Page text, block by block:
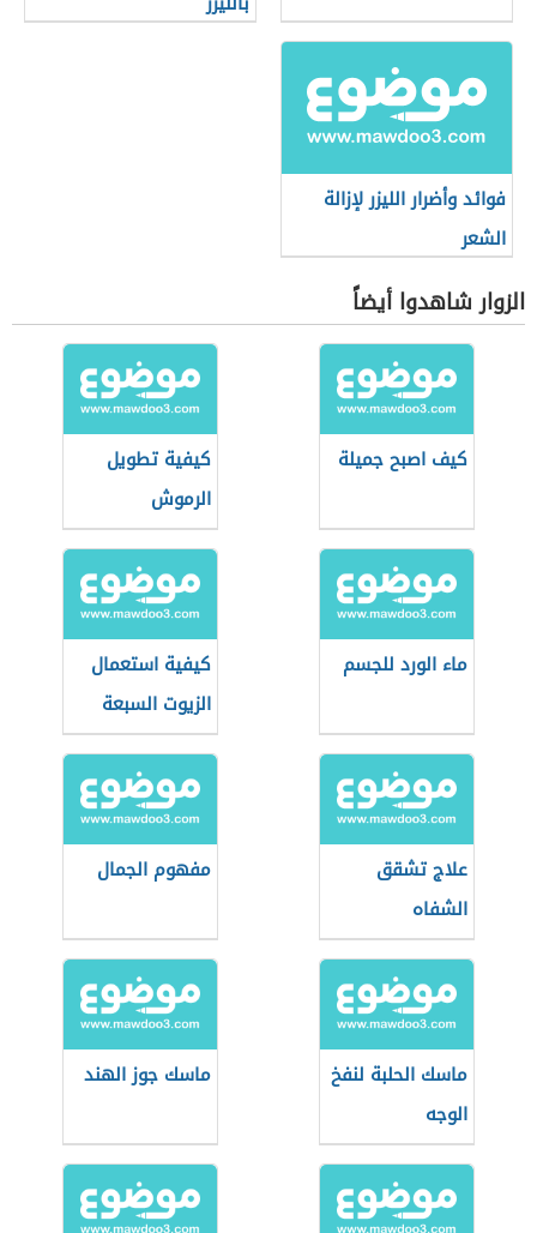
فوائد وأضرار الليزر لإزالة
الشعر
الزوار شاهدوا أيضاً
كيف اصبح جميلة
كيفية تطويل
الرموش
ماء الورد للجسم
كيفية استعمال
الزيوت السبعة
علاج تشقق
الشفاه
مفهوم الجمال
ماسك الحلبة لنفخ
الوجه
ماسك جوز الهند